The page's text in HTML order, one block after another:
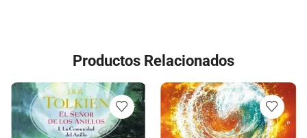
Productos Relacionados